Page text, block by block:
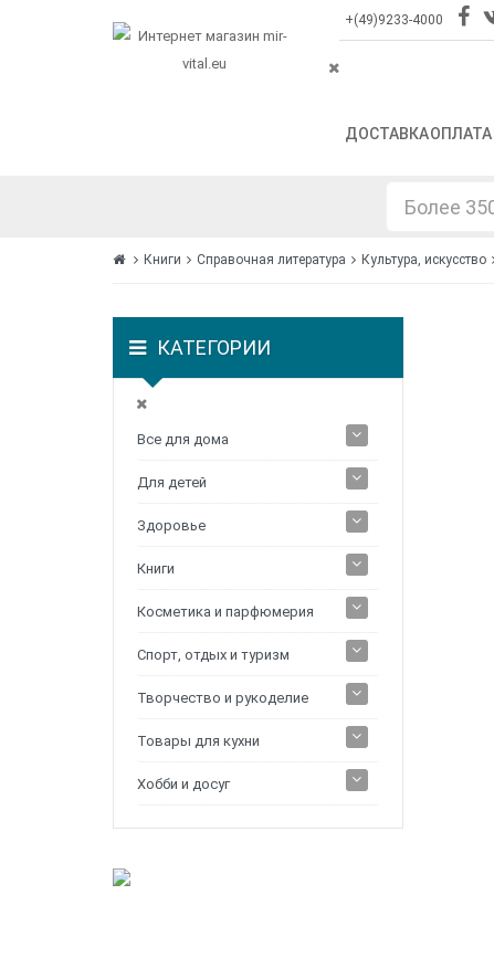
+(49)9233-4000
ДОСТАВКАОПЛАТА
Книги Справочная литература Культура, искусство
КАТЕГОРИИ
Все для дома
Для детей
Здоровье
Книги
Косметика и парфюмерия
Спорт, отдых и туризм
Творчество и рукоделие
Товары для кухни
Хобби и досуг